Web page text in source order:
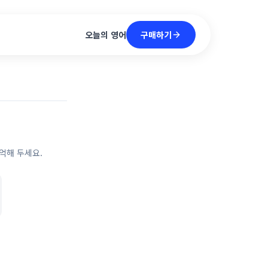
오늘의 영어 구매하기
해 두세요.